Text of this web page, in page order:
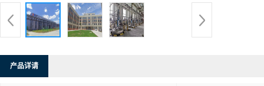
产品详请